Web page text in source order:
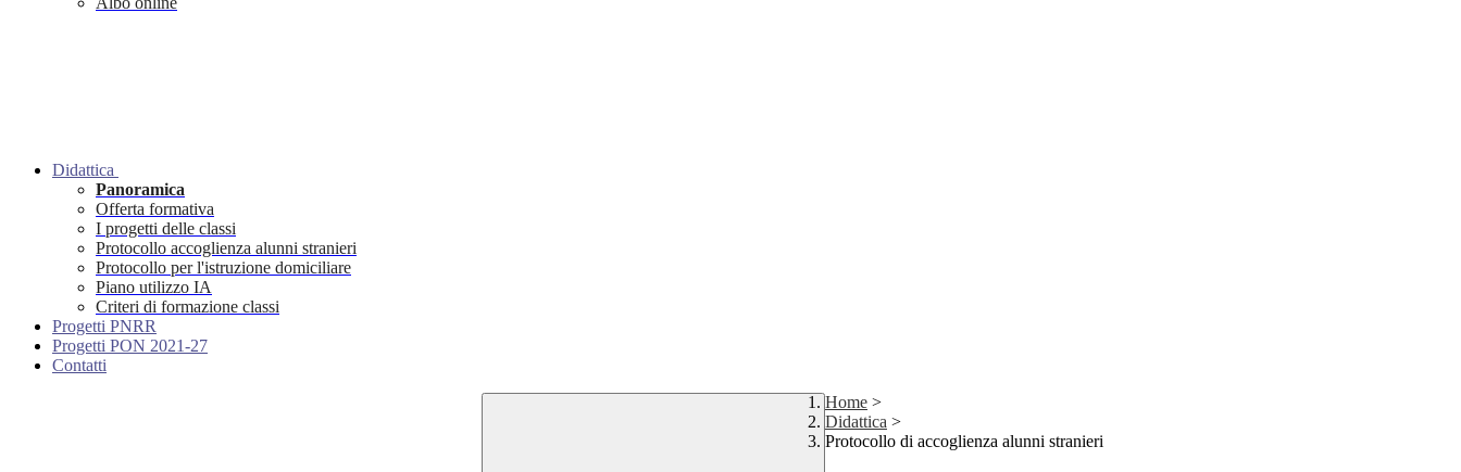
Didattica
Panoramica
Offerta formativa
I progetti delle classi
Protocollo accoglienza alunni stranieri
Protocollo per l'istruzione domiciliare
Piano utilizzo IA
Criteri di formazione classi
Progetti PNRR
Progetti PON 2021-27
Contatti
Home >
Didattica >
Protocollo di accoglienza alunni stranieri